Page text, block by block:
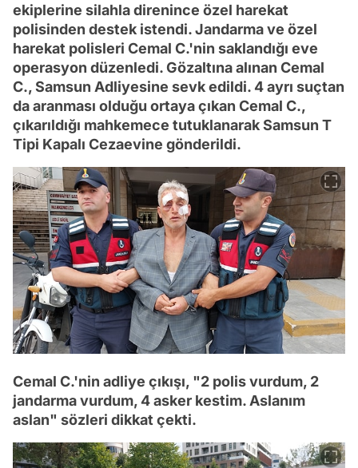
ekiplerine silahla direnince özel harekat
polisinden destek istendi. Jandarma ve özel
harekat polisleri Cemal C.'nin saklandığı eve
operasyon düzenledi. Gözaltına alınan Cemal
C., Samsun Adliyesine sevk edildi. 4 ayrı suçtan
da aranması olduğu ortaya çıkan Cemal C.,
çıkarıldığı mahkemece tutuklanarak Samsun T
Tipi Kapalı Cezaevine gönderildi.
Cemal C.'nin adliye çıkışı, "2 polis vurdum, 2
jandarma vurdum, 4 asker kestim. Aslanım
aslan" sözleri dikkat çekti.